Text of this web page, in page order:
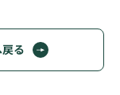
る